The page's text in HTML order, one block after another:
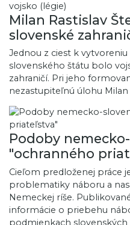
Milan Rastislav
slovenské
Jednou z ciest k
slovenského štátu bolo
zahraničí. Pri jeho
nezastupiteľnú úlohu Milan
Podoby
"ochranného
Cieľom predloženej práce
problematiky náboru a
Nemeckej ríše.
informácie o priebehu
podmienkach